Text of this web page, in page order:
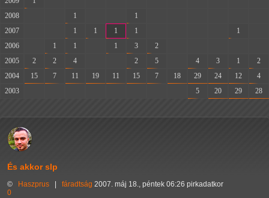
2008
1 1
2007
1 1 1 1 1
2006
1 1 1 3 2
2005
2 2 4 2 5 4 3 1
2
2004
15 7 11 19 11 15 7 18 29 24 12
4
2003
5 20 29 28
És akkor slp
© Haszprus fáradtság 2007. máj 18., péntek 06:26 pirkadatkor
0